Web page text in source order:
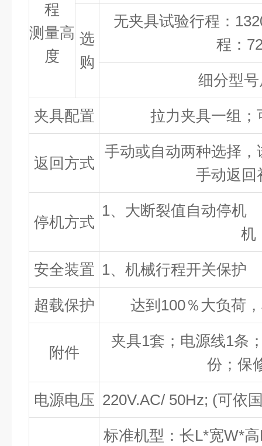
程
测量高
度
选
购
无夹具试验行程：
程：
细分型
夹具配置 拉力夹具一组
返回方式
手动或自动两种选择
手动返回
停机方式
1、大断裂值自动停机
机
安全装置 1、机械行程开关保护
超载保护 达到 100％大负荷
附件
夹具1套； 电源线1条
份 ；保
电源电压 220V.AC/ 50Hz; (可依
标准机型：长L*宽W*高